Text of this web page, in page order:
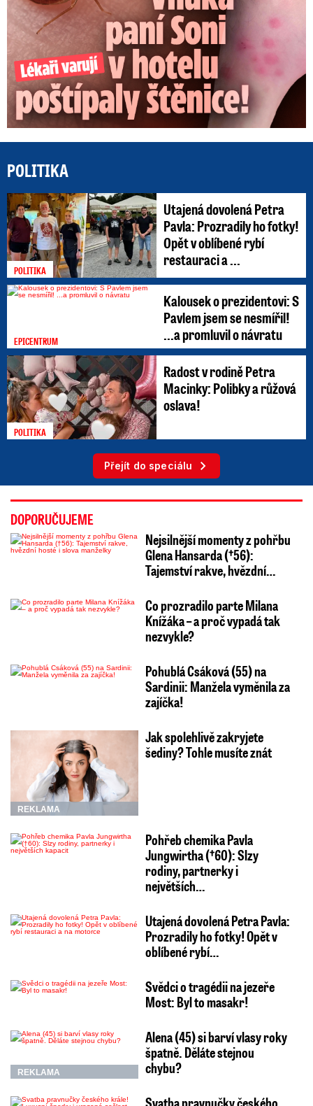
POLITIKA
POLITIKA
Utajená dovolená Petra
Pavla: Prozradily ho fotky!
Opět v oblíbené rybí
restauraci a ...
EPICENTRUM
Kalousek o prezidentovi: S
Pavlem jsem se nesmířil!
...a promluvil o návratu
POLITIKA
Radost v rodině Petra
Macinky: Polibky a růžová
oslava!
Přejít do speciálu
DOPORUČUJEME
Nejsilnější momenty z pohřbu
Glena Hansarda (†56):
Tajemství rakve, hvězdní…
Co prozradilo parte Milana
Knížáka – a proč vypadá tak
nezvykle?
Pohublá Csáková (55) na
Sardinii: Manžela vyměnila za
zajíčka!
REKLAMA
Jak spolehlivě zakryjete
šediny? Tohle musíte znát
Pohřeb chemika Pavla
Jungwirtha (†60): Slzy
rodiny, partnerky i
největších…
Utajená dovolená Petra Pavla:
Prozradily ho fotky! Opět v
oblíbené rybí…
Svědci o tragédii na jezeře
Most: Byl to masakr!
REKLAMA
Alena (45) si barví vlasy roky
špatně. Děláte stejnou
chybu?